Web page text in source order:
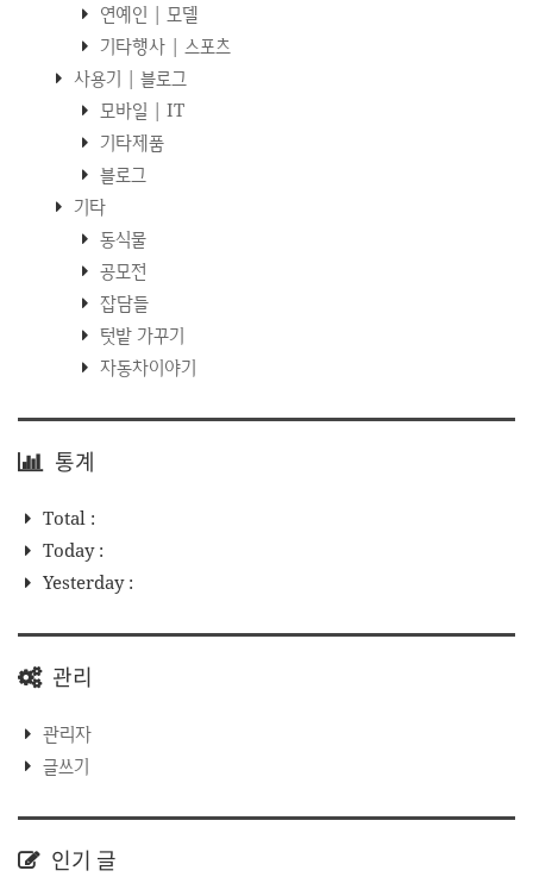
연예인 | 모델
기타행사 | 스포츠
사용기 | 블로그
모바일 | IT
기타제품
블로그
기타
동식물
공모전
잡담들
텃밭 가꾸기
자동차이야기
통계
Total :
Today :
Yesterday :
관리
관리자
글쓰기
인기 글